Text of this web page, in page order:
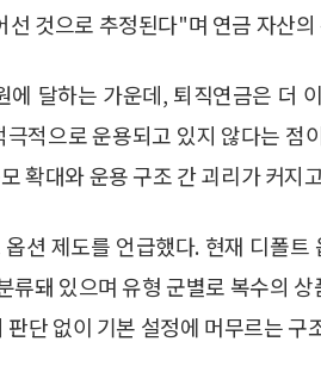
것으로 추정된다"며 연금 자산
달하는 가운데, 퇴직연금은 더
적으로 운용되고 있지 않다는 점
확대와 운용 구조 간 괴리가 커지
션 제도를 언급했다. 현재 디폴
돼 있으며 유형 군별로 복수의
단 없이 기본 설정에 머무르는 구